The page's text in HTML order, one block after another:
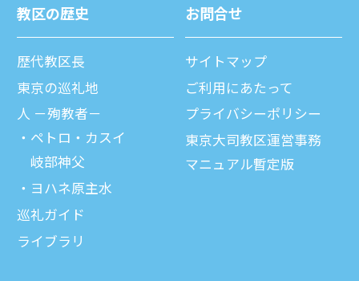
教区の歴史
歴代教区⻑
東京の巡礼地
⼈ －殉教者－
ペトロ・カスイ
岐部神父
ヨハネ原主水
巡礼ガイド
ライブラリ
お問合せ
サイトマップ
ご利⽤にあたって
プライバシーポリシー
東京大司教区運営事務
マニュアル暫定版